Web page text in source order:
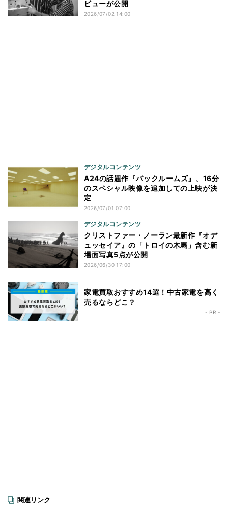
ビューが公開
2026/07/02 14:00
デジタルコンテンツ
A24の話題作『バックルームズ』、16分
のスペシャル映像を追加しての上映が決
定
2026/07/01 07:00
デジタルコンテンツ
クリストファー・ノーラン最新作『オデ
ュッセイア』の「トロイの木馬」含む新
場面写真5点が公開
2026/06/30 17:00
家電買取おすすめ14選！中古家電を高く
売るならどこ？
- PR -
関連リンク